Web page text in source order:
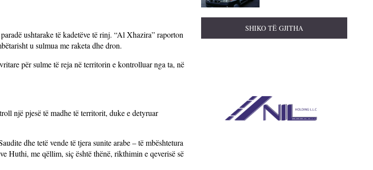
ushtarake të kadetëve të rinj. “Al Xhazira” raporton
u sulmua me raketa dhe dron.
për sulme të reja në territorin e kontrolluar nga ta, në
një pjesë të madhe të territorit, duke e detyruar
dhe tetë vende të tjera sunite arabe – të mbështetura
Huthi, me qëllim, siç është thënë, rikthimin e qeverisë së
SHIKO TË GJITHA